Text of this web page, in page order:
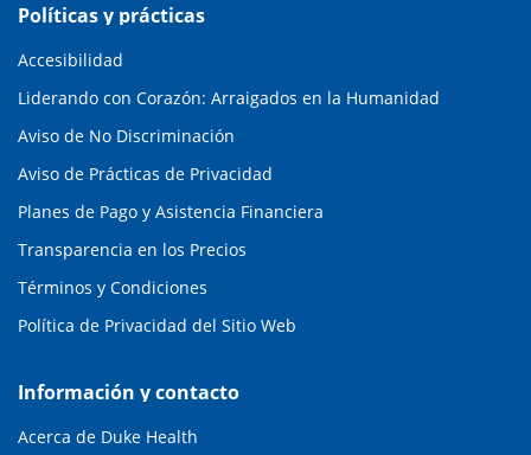
Políticas y prácticas
Accesibilidad
Liderando con Corazón: Arraigados en la Humanidad
Aviso de No Discriminación
Aviso de Prácticas de Privacidad
Planes de Pago y Asistencia Financiera
Transparencia en los Precios
Términos y Condiciones
Política de Privacidad del Sitio Web
Información y contacto
Acerca de Duke Health